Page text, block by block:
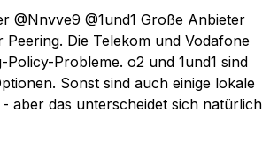
@Nnvve9 @1und1 Große Anbieter
Die Telekom und Vodafone
Policy-Probleme. o2 und 1und1 sind
Sonst sind auch einige lokale
aber das unterscheidet sich natürlich